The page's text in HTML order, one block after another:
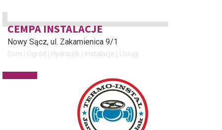
CEMPA INSTALACJE
Nowy Sącz, ul. Zakamienica 9/1
Dom i Ogród Hydraulik Instalacje Usługi